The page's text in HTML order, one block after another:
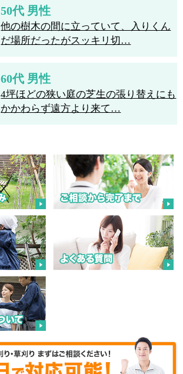
50代 男性
他の樹木の間に立っていて、入りくん
だ場所だったがスッキリ切…
60代 男性
4坪ほどの狭い庭の芝生の張り替えにも
かかわらず遠方より来て…